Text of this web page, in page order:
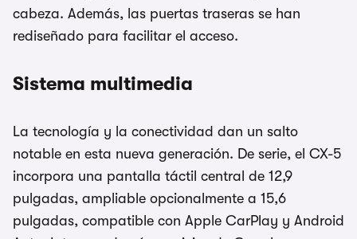
cabeza. Además, las puertas traseras se han
rediseñado para facilitar el acceso.
Sistema multimedia
La tecnología y la conectividad dan un salto
notable en esta nueva generación. De serie, el CX-5
incorpora una pantalla táctil central de 12,9
pulgadas, ampliable opcionalmente a 15,6
pulgadas, compatible con Apple CarPlay y Android